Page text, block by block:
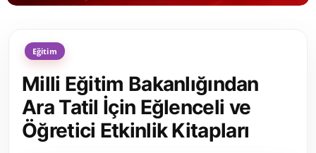
Siyasi Partiler
Yerel Yönetimler
Mülki İdare
Eğitim
Milli Eğitim Bakanlığından
Ara Tatil İçin Eğlenceli ve
Öğretici Etkinlik Kitapları